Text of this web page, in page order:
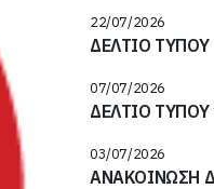
ΔΕΛΤΙΟ ΤΥΠΟΥ
22/07/2026
ΔΕΛΤΙΟ ΤΥΠΟΥ
07/07/2026
ΑΝΑΚΟΙΝΩΣΗ
03/07/2026